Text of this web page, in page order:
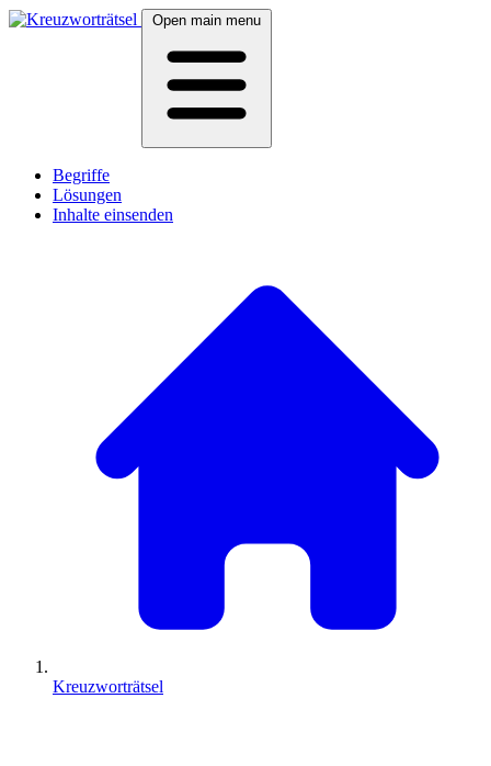
Open main menu
Begriffe
Lösungen
Inhalte einsenden
Kreuzworträtsel